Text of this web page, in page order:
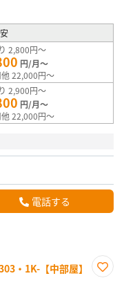
2,800円～
円/月～
22,000円～
2,900円～
円/月～
22,000円～
電話する
・1K-【中部屋】